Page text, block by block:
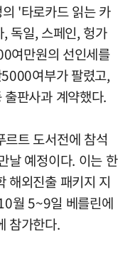
'타로카드 읽는 카
독일, 스페인, 헝가
여만원의 선인세를
여부가 팔렸고,
판사과 계약했다.
트 도서전에 참석
날 예정이다. 이는 한
해외진출 패키지 지
월 5~9일 베를린에
참가한다.